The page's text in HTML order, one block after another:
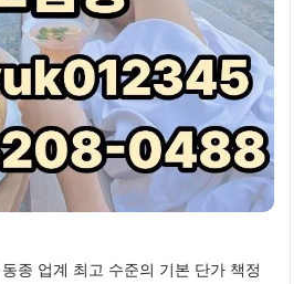
종 업계 최고 수준의 기본 단가 책정